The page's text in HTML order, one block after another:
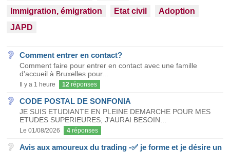
Immigration, émigration
Etat civil
Adoption
JAPD
Comment entrer en contact?
Comment faire pour entrer en contact avec une famille
d'accueil à Bruxelles pour...
Il y a 1 heure 12 réponses
CODE POSTAL DE SONFONIA
JE SUIS ETUDIANTE EN PLEINE DEMARCHE POUR MES
ETUDES SUPERIEURES; J'AURAI BESOIN...
Le 01/08/2026 4 réponses
Avis aux amoureux du trading -✅ je forme et je désire un